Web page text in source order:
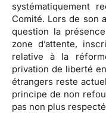
systématiquement
Comité. Lors de son
question la
zone d’attente,
relative à la
privation de liberté
étrangers reste
principe de non
pas non plus